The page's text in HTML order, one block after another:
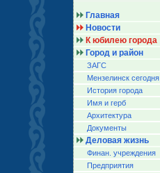
Главная
Новости
К юбилею города
Город и район
ЗАГС
Мензелинск сегодня
История города
Имя и герб
Архитектура
Документы
Деловая жизнь
Финан. учреждения
Предприятия